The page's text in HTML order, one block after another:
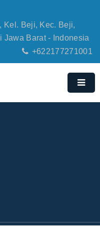
Kel. Beji, Kec. Beji,
Jawa Barat - Indonesia
+622177271001